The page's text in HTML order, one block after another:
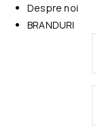
Despre noi
BRANDURI